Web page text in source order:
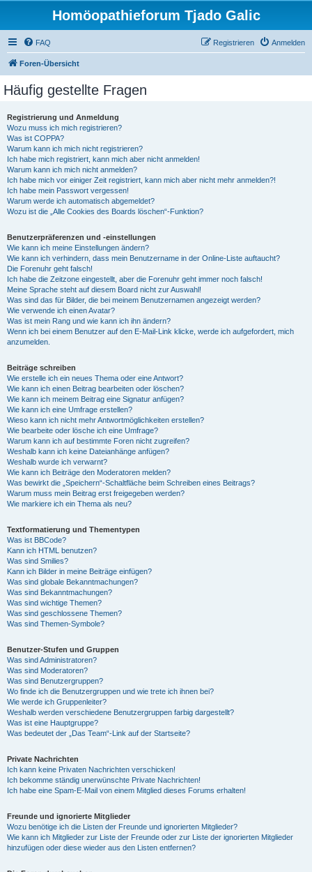
Homöopathieforum Tjado Galic
FAQ Anmelden
Registrieren
Foren-Übersicht
Häufig gestellte Fragen
Registrierung und Anmeldung
Wozu muss ich mich registrieren?
Was ist COPPA?
Warum kann ich mich nicht registrieren?
Ich habe mich registriert, kann mich aber nicht anmelden!
Warum kann ich mich nicht anmelden?
Ich habe mich vor einiger Zeit registriert, kann mich aber nicht mehr anmelden?!
Ich habe mein Passwort vergessen!
Warum werde ich automatisch abgemeldet?
Wozu ist die „Alle Cookies des Boards löschen“-Funktion?
Benutzerpräferenzen und -einstellungen
Wie kann ich meine Einstellungen ändern?
Wie kann ich verhindern, dass mein Benutzername in der Online-Liste auftaucht?
Die Forenuhr geht falsch!
Ich habe die Zeitzone eingestellt, aber die Forenuhr geht immer noch falsch!
Meine Sprache steht auf diesem Board nicht zur Auswahl!
Was sind das für Bilder, die bei meinem Benutzernamen angezeigt werden?
Wie verwende ich einen Avatar?
Was ist mein Rang und wie kann ich ihn ändern?
Wenn ich bei einem Benutzer auf den E-Mail-Link klicke, werde ich aufgefordert, mich
anzumelden.
Beiträge schreiben
Wie erstelle ich ein neues Thema oder eine Antwort?
Wie kann ich einen Beitrag bearbeiten oder löschen?
Wie kann ich meinem Beitrag eine Signatur anfügen?
Wie kann ich eine Umfrage erstellen?
Wieso kann ich nicht mehr Antwortmöglichkeiten erstellen?
Wie bearbeite oder lösche ich eine Umfrage?
Warum kann ich auf bestimmte Foren nicht zugreifen?
Weshalb kann ich keine Dateianhänge anfügen?
Weshalb wurde ich verwarnt?
Wie kann ich Beiträge den Moderatoren melden?
Was bewirkt die „Speichern“-Schaltfläche beim Schreiben eines Beitrags?
Warum muss mein Beitrag erst freigegeben werden?
Wie markiere ich ein Thema als neu?
Textformatierung und Thementypen
Was ist BBCode?
Kann ich HTML benutzen?
Was sind Smilies?
Kann ich Bilder in meine Beiträge einfügen?
Was sind globale Bekanntmachungen?
Was sind Bekanntmachungen?
Was sind wichtige Themen?
Was sind geschlossene Themen?
Was sind Themen-Symbole?
Benutzer-Stufen und Gruppen
Was sind Administratoren?
Was sind Moderatoren?
Was sind Benutzergruppen?
Wo finde ich die Benutzergruppen und wie trete ich ihnen bei?
Wie werde ich Gruppenleiter?
Weshalb werden verschiedene Benutzergruppen farbig dargestellt?
Was ist eine Hauptgruppe?
Was bedeutet der „Das Team“-Link auf der Startseite?
Private Nachrichten
Ich kann keine Privaten Nachrichten verschicken!
Ich bekomme ständig unerwünschte Private Nachrichten!
Ich habe eine Spam-E-Mail von einem Mitglied dieses Forums erhalten!
Freunde und ignorierte Mitglieder
Wozu benötige ich die Listen der Freunde und ignorierten Mitglieder?
Wie kann ich Mitglieder zur Liste der Freunde oder zur Liste der ignorierten Mitglieder
hinzufügen oder diese wieder aus den Listen entfernen?